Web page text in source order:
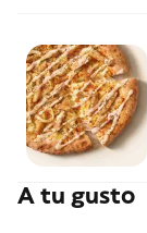
A tu gusto